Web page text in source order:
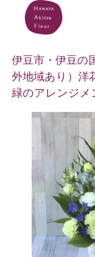
伊豆市・伊豆の
外地域あり）洋
緑のアレンジメ